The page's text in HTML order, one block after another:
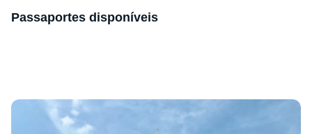
Passaportes disponíveis